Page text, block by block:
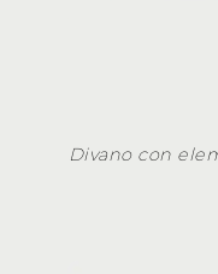
Divano con